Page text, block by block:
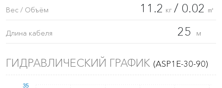
Вес / Объём 11.2 кг / 0.02 ㎥
Длина кабеля 25 м
ГИДРАВЛИЧЕСКИЙ ГРАФИК (ASP1E-30-90)
35